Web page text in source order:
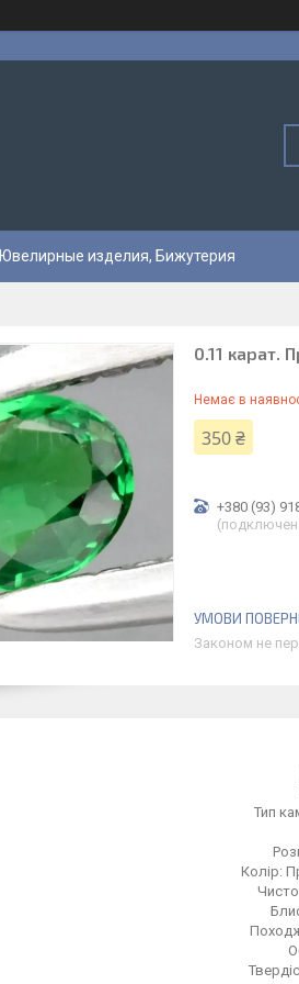
Ювелирные изделия, Бижутерия
0.11 карат.
Немає в
350 ₴
+380 (93)
(подключен
Законом не
Тип
Колір: